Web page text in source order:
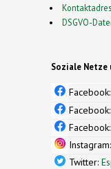
DSGVO-
Soziale Netze
Facebook:
Facebook:
Facebook:
Instagram:
Twitter: